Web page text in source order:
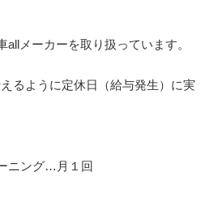
メーカーを取り扱っています。
るように定休日（給与発生）に実
ニング…月１回